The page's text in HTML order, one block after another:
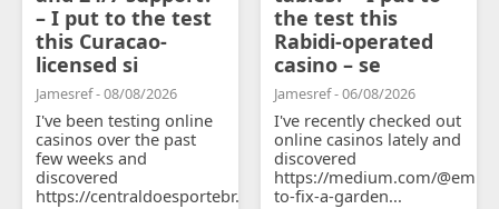
– I put to the test
this Curacao-
licensed si
Jamesref - 08/08/2026
I've been testing online
casinos over the past
few weeks and
discovered
https://centraldoesportebr.substack.com/p/cucure...
the test this
Rabidi-operated
casino – se
Jamesref - 06/08/2026
I've recently checked out
online casinos lately and
discovered
https://medium.com/
to-fix-a-garden...